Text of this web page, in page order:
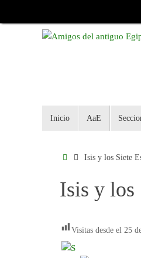
Inicio AaE
Isis y los Siete
Isis y los
Visitas desde el 25